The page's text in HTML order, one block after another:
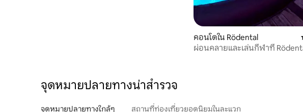
คอนโดใน Rödental
ผ่อนคลายและเล่นกีฬาที่
จุดหมายปลายทางน่าสำรวจ
จุดหมายปลายทางใกล้ๆ สถานที่ท่องเที่ยวยอดนิยมในละแวก